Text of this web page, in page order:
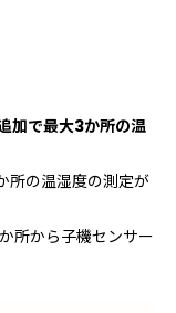
加で最大3か所の温
所の温湿度の測定が
所から子機センサー